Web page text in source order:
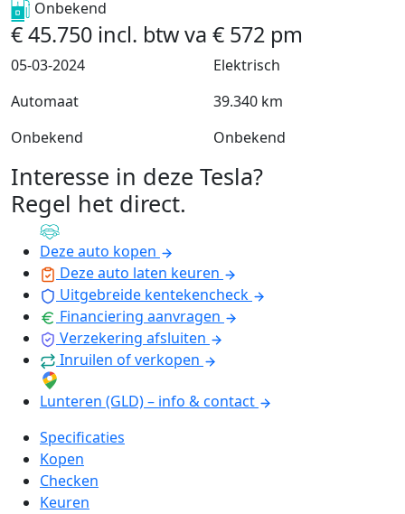
Onbekend
€45.750 incl. btwva € 572 pm
05-03-2024
Elektrisch
Automaat
39.340 km
Onbekend
Onbekend
Interesse in deze Tesla?
Regel het direct.
Deze auto kopen
Deze auto laten keuren
Uitgebreide kentekencheck
Financiering aanvragen
Verzekering afsluiten
Inruilen of verkopen
Lunteren (GLD) – info & contact
Specificaties
Kopen
Checken
Keuren